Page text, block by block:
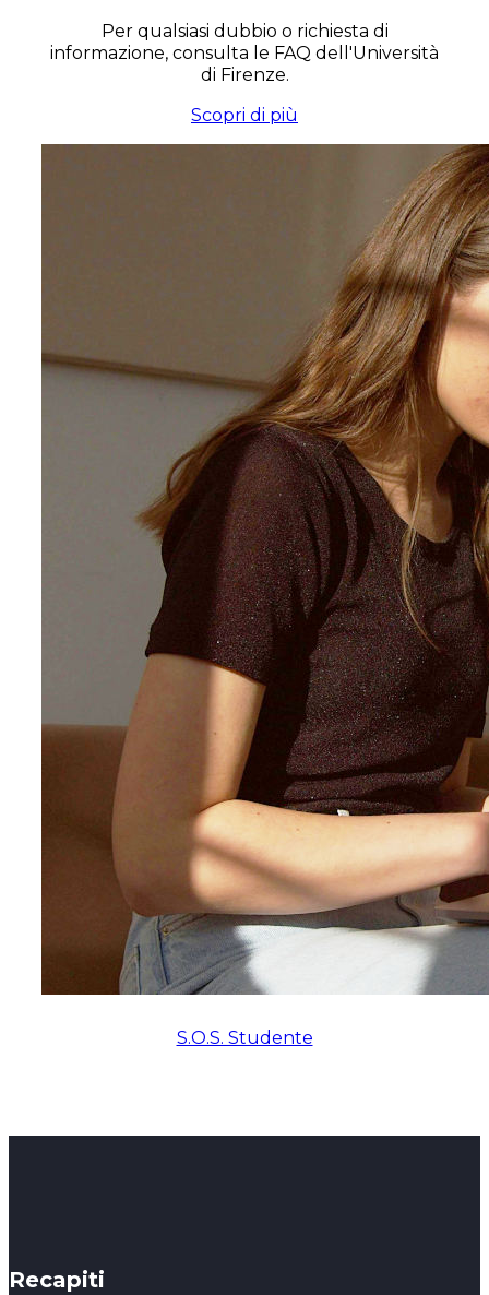
Per qualsiasi dubbio o richiesta di
informazione, consulta le FAQ dell'Università
di Firenze.
Scopri di più
S.O.S. Studente
Recapiti